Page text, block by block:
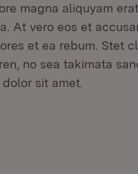
magna aliquyam
At vero eos et
et ea rebum. Stet
no sea takimata
sit amet.